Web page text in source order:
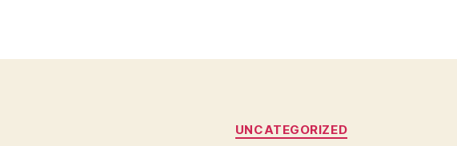
Categorías
UNCATEGORIZED